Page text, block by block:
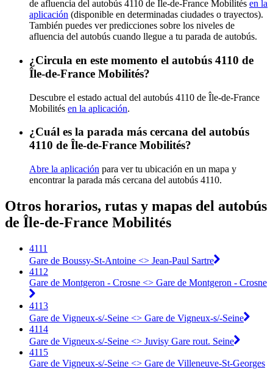
de afluencia del autobús 4110 de Île-de-France Mobilités en la
aplicación (disponible en determinadas ciudades o trayectos).
También puedes ver predicciones sobre los niveles de
afluencia del autobús cuando llegue a tu parada de autobús.
¿Circula en este momento el autobús 4110 de
Île-de-France Mobilités?
Descubre el estado actual del autobús 4110 de Île-de-France
Mobilités en la aplicación.
¿Cuál es la parada más cercana del autobús
4110 de Île-de-France Mobilités?
Abre la aplicación para ver tu ubicación en un mapa y
encontrar la parada más cercana del autobús 4110.
Otros horarios, rutas y mapas del autobús
de Île-de-France Mobilités
4111
Gare de Boussy-St-Antoine <> Jean-Paul Sartre
4112
Gare de Montgeron - Crosne <> Gare de Montgeron - Crosne
4113
Gare de Vigneux-s/-Seine <> Gare de Vigneux-s/-Seine
4114
Gare de Vigneux-s/-Seine <> Juvisy Gare rout. Seine
4115
Gare de Vigneux-s/-Seine <> Gare de Villeneuve-St-Georges